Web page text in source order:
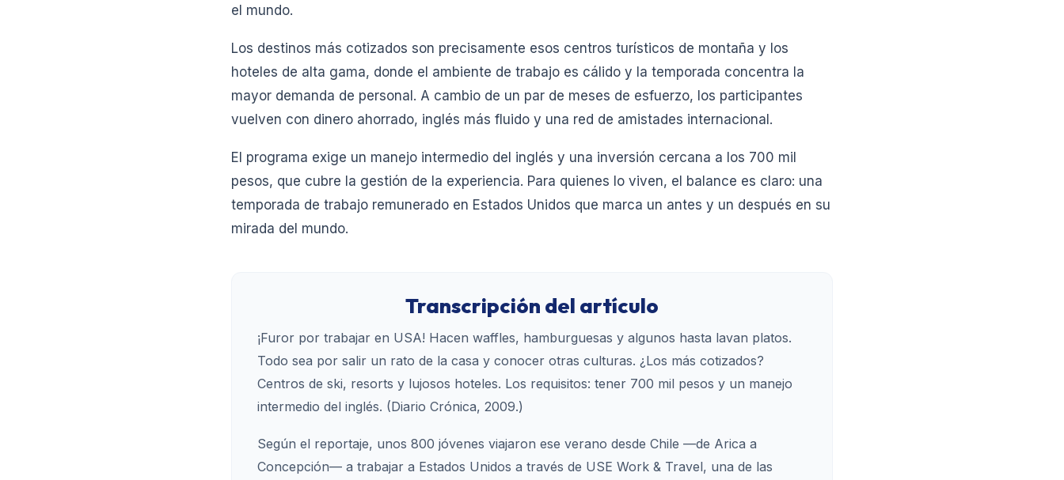
el mundo.
Los destinos más cotizados son precisamente esos centros turísticos de montaña y los
hoteles de alta gama, donde el ambiente de trabajo es cálido y la temporada concentra la
mayor demanda de personal. A cambio de un par de meses de esfuerzo, los participantes
vuelven con dinero ahorrado, inglés más fluido y una red de amistades internacional.
El programa exige un manejo intermedio del inglés y una inversión cercana a los 700 mil
pesos, que cubre la gestión de la experiencia. Para quienes lo viven, el balance es claro: una
temporada de trabajo remunerado en Estados Unidos que marca un antes y un después en su
mirada del mundo.
Transcripción del artículo
¡Furor por trabajar en USA! Hacen waffles, hamburguesas y algunos hasta lavan platos.
Todo sea por salir un rato de la casa y conocer otras culturas. ¿Los más cotizados?
Centros de ski, resorts y lujosos hoteles. Los requisitos: tener 700 mil pesos y un manejo
intermedio del inglés. (Diario Crónica, 2009.)
Según el reportaje, unos 800 jóvenes viajaron ese verano desde Chile —de Arica a
Concepción— a trabajar a Estados Unidos a través de USE Work & Travel, una de las